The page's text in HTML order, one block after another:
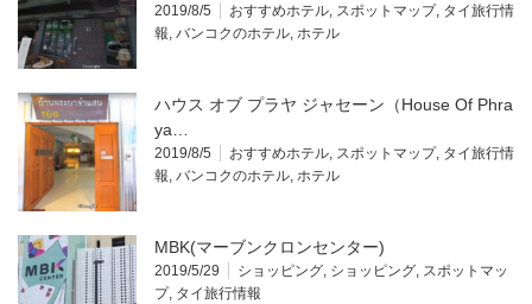
2019/8/5 おすすめホテル, スポットマップ, タイ旅行情
報, バンコクのホテル, ホテル
ハウス オブ プラヤ ジャセーン（House Of Phra
ya…
2019/8/5 おすすめホテル, スポットマップ, タイ旅行情
報, バンコクのホテル, ホテル
MBK(マーブンクロンセンター)
2019/5/29 ショッピング, ショッピング, スポットマッ
プ, タイ旅行情報